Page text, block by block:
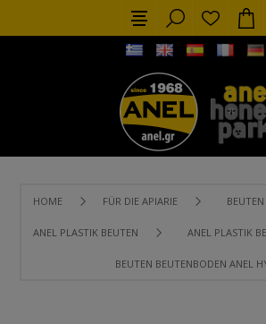
HOME FÜR DIE APIARIE
ANEL PLASTIK BEUTEN ANEL PLASTIK
BEUTEN BEUTENBODEN ANEL